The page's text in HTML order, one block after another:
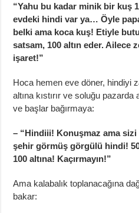
“Yahu bu kadar minik bir kuş
evdeki hindi var ya… Öyle
belki ama koca kuş! Etiyle
satsam, 100 altın eder. Ailece
işaret!”
Hoca hemen eve döner, hindiyi
altına kıstırır ve soluğu pazarda
ve başlar bağırmaya:
– “Hindiii! Konuşmaz ama
şehir görmüş görgülü hindi!
100 altına! Kaçırmayın!”
Ama kalabalık toplanacağına
bakar: